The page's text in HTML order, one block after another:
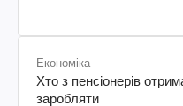
Економіка
Хто з пенсіонерів
заробляти